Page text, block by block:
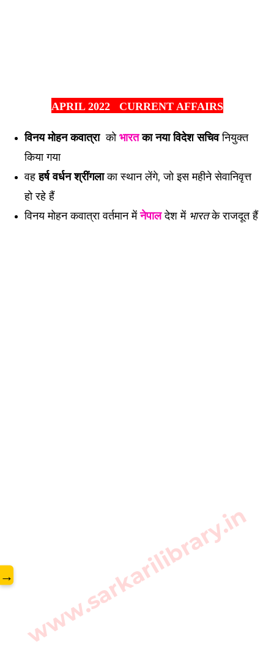
APRIL 2022 CURRENT AFFAIRS
विनय मोहन कवात्राकोभारतका नया विदेश सचिवनियुक्त
किया गया
वहहर्ष वर्धन श्रींगलाका स्थान लेंगे, जो इस महीने सेवानिवृत्त
हो रहे हैं
विनय मोहन कवात्रा वर्तमान मेंनेपालदेश में भारतके राजदूत हैं
www.sarkarilibrary.in
→